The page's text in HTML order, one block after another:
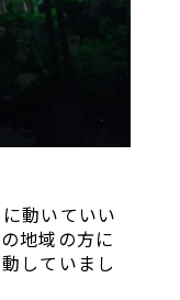
動いていい
地域の方に
していまし